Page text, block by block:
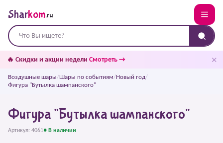
Sharkom.ru
🔥 Скидки и акции недели Смотреть → ✕
Воздушные шары/Шары по событиям/Новый год/
Фигура "Бутылка шампанского"
Фигура "Бутылка шампанского"
Артикул: 4061● В наличии